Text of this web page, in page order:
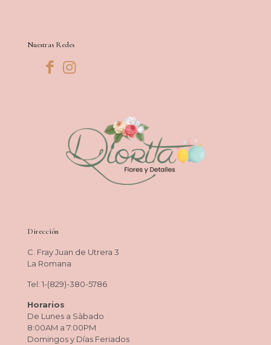
Nuestras Redes
Dirección
C. Fray Juan de Utrera 3
La Romana
Tel: 1-(829)-380-5786
Horarios
De Lunes a Sàbado
8:00AM a 7:00PM
Domingos y Días Feriados